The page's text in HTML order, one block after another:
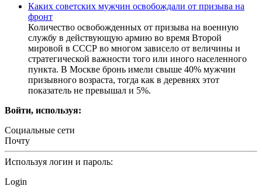
Каких советских мужчин освобождали от призыва на
фронт
Количество освобожденных от призыва на военную
службу в действующую армию во время Второй
мировой в СССР во многом зависело от величины и
стратегической важности того или иного населенного
пункта. В Москве бронь имели свыше 40% мужчин
призывного возраста, тогда как в деревнях этот
показатель не превышал и 5%.
Войти, используя:
Социальные сети
Почту
Используя логин и пароль:
Login